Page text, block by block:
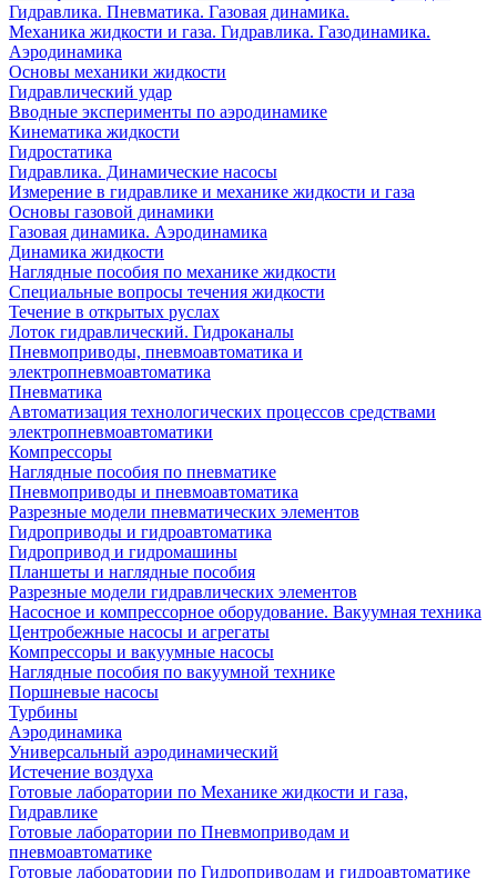
Гидравлика. Пневматика. Газовая динамика.
Механика жидкости и газа. Гидравлика. Газодинамика.
Аэродинамика
Основы механики жидкости
Гидравлический удар
Вводные эксперименты по аэродинамике
Кинематика жидкости
Гидростатика
Гидравлика. Динамические насосы
Измерение в гидравлике и механике жидкости и газа
Основы газовой динамики
Газовая динамика. Аэродинамика
Динамика жидкости
Наглядные пособия по механике жидкости
Специальные вопросы течения жидкости
Течение в открытых руслах
Лоток гидравлический. Гидроканалы
Пневмоприводы, пневмоавтоматика и
электропневмоавтоматика
Пневматика
Автоматизация технологических процессов средствами
электропневмоавтоматики
Компрессоры
Наглядные пособия по пневматике
Пневмоприводы и пневмоавтоматика
Разрезные модели пневматических элементов
Гидроприводы и гидроавтоматика
Гидропривод и гидромашины
Планшеты и наглядные пособия
Разрезные модели гидравлических элементов
Насосное и компрессорное оборудование. Вакуумная техника
Центробежные насосы и агрегаты
Компрессоры и вакуумные насосы
Наглядные пособия по вакуумной технике
Поршневые насосы
Турбины
Аэродинамика
Универсальный аэродинамический
Истечение воздуха
Готовые лаборатории по Механике жидкости и газа,
Гидравлике
Готовые лаборатории по Пневмоприводам и
пневмоавтоматике
Готовые лаборатории по Гидроприводам и гидроавтоматике